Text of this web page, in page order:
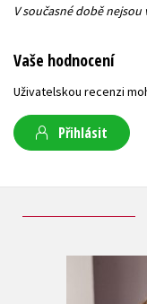
V současné době
Vaše hodnocení
Uživatelskou recenzi
Přihlásit